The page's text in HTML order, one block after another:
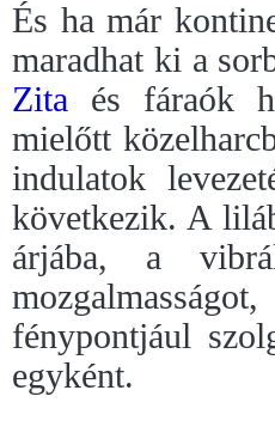
És ha már
maradhat ki a
Zita és fáraók
mielőtt
indulatok
következik. A
árjába, a
fénypontjául
egyként.